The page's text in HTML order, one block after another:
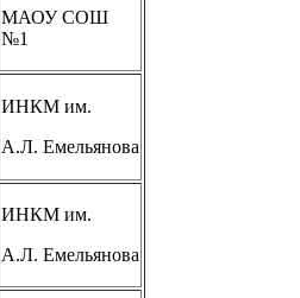
МАОУ СОШ
№1
ИНКМ им.
А.Л. Емельянова
ИНКМ им.
А.Л. Емельянова